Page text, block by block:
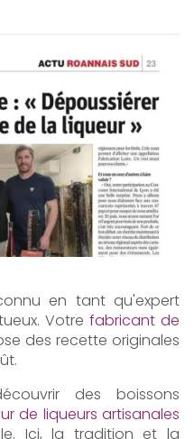
en tant qu'expert
Votre fabricant de
des recette originales
des boissons
de liqueurs artisanales
Ici, la tradition et la